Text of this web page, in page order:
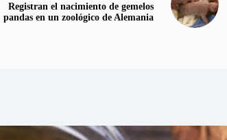
Registran el nacimiento de gemelos
pandas en un zoológico de Alemania